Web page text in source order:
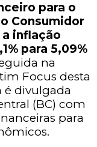
para o
Consumidor
inflação
para 5,09%
na
Focus desta
é divulgada
(BC) com
para